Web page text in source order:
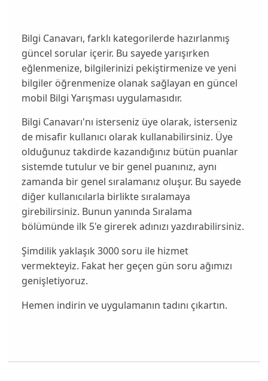
Bilgi Canavarı, farklı kategorilerde hazırlanmış
güncel sorular içerir. Bu sayede yarışırken
eğlenmenize, bilgilerinizi pekiştirmenize ve yeni
bilgiler öğrenmenize olanak sağlayan en güncel
mobil Bilgi Yarışması uygulamasıdır.
Bilgi Canavarı'nı isterseniz üye olarak, isterseniz
de misafir kullanıcı olarak kullanabilirsiniz. Üye
olduğunuz takdirde kazandığınız bütün puanlar
sistemde tutulur ve bir genel puanınız, aynı
zamanda bir genel sıralamanız oluşur. Bu sayede
diğer kullanıcılarla birlikte sıralamaya
girebilirsiniz. Bunun yanında Sıralama
bölümünde ilk 5'e girerek adınızı yazdırabilirsiniz.
Şimdilik yaklaşık 3000 soru ile hizmet
vermekteyiz. Fakat her geçen gün soru ağımızı
genişletiyoruz.
Hemen indirin ve uygulamanın tadını çıkartın.